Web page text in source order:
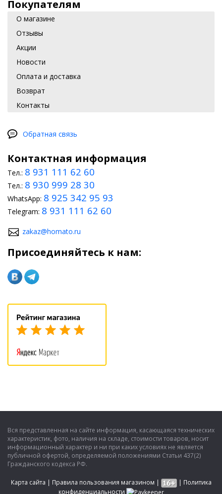
Покупателям
О магазине
Отзывы
Акции
Новости
Оплата и доставка
Возврат
Контакты
Обратная связь
Контактная информация
Тел.: 8 931 111 62 60
Тел.: 8 930 999 28 30
WhatsApp: 8 925 342 95 93
Telegram: 8 931 111 62 60
zakaz@homato.ru
Присоединяйтесь к нам:
Вся представленная на сайте информация, касающаяся технических
характеристик, фото, наличия на складе, стоимости товаров, носит
информационный характер и ни при каких условиях не является
публичной офертой, определяемой положениями Статьи 437(2)
Гражданского кодекса РФ.
Карта сайта | Правила пользования магазином | | Политика
конфиденциальности